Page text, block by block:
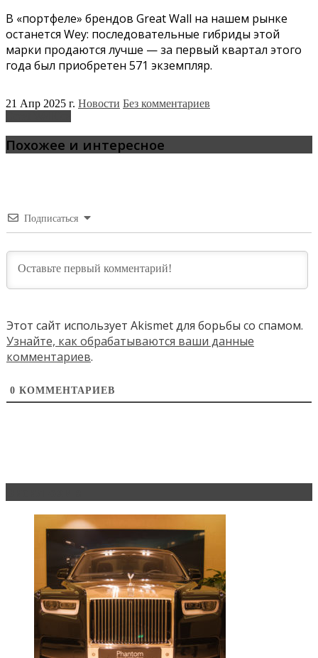
В «портфеле» брендов Great Wall на нашем рынке
останется Wey: последовательные гибриды этой
марки продаются лучше — за первый квартал этого
года был приобретен 571 экземпляр.
21 Апр 2025 г. Новости Без комментариев
Похожее и интересное
Подписаться
Этот сайт использует Akismet для борьбы со спамом.
Узнайте, как обрабатываются ваши данные
комментариев.
0 КОММЕНТАРИЕВ